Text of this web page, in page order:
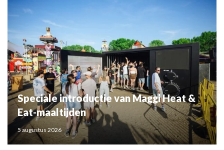
Speciale introductie van Maggi Heat &
Eat-maaltijden
5 augustus 2026